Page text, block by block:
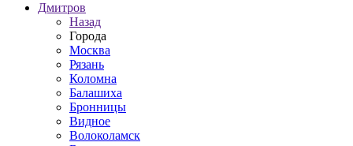
Дмитров
Назад
Города
Москва
Рязань
Коломна
Балашиха
Бронницы
Видное
Волоколамск